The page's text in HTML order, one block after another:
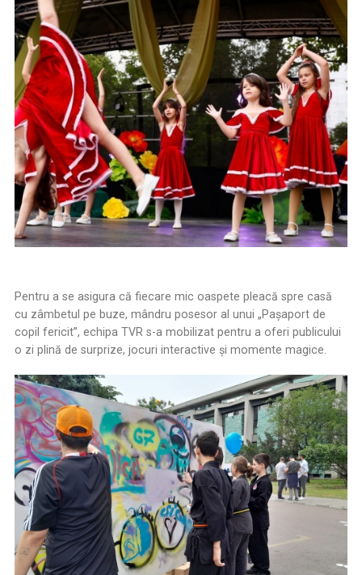
Pentru a se asigura că fiecare mic oaspete pleacă spre casă
cu zâmbetul pe buze, mândru posesor al unui „Paşaport de
copil fericit”, echipa TVR s-a mobilizat pentru a oferi publicului
o zi plină de surprize, jocuri interactive şi momente magice.